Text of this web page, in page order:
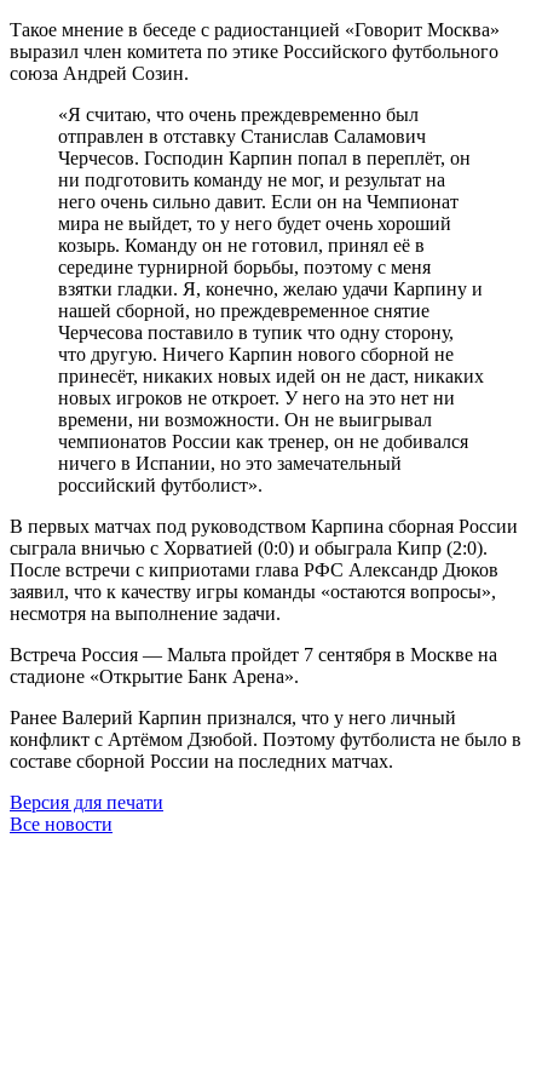
Такое мнение в беседе с радиостанцией «Говорит Москва»
выразил член комитета по этике Российского футбольного
союза Андрей Созин.
«Я считаю, что очень преждевременно был
отправлен в отставку Станислав Саламович
Черчесов. Господин Карпин попал в переплёт, он
ни подготовить команду не мог, и результат на
него очень сильно давит. Если он на Чемпионат
мира не выйдет, то у него будет очень хороший
козырь. Команду он не готовил, принял её в
середине турнирной борьбы, поэтому с меня
взятки гладки. Я, конечно, желаю удачи Карпину и
нашей сборной, но преждевременное снятие
Черчесова поставило в тупик что одну сторону,
что другую. Ничего Карпин нового сборной не
принесёт, никаких новых идей он не даст, никаких
новых игроков не откроет. У него на это нет ни
времени, ни возможности. Он не выигрывал
чемпионатов России как тренер, он не добивался
ничего в Испании, но это замечательный
российский футболист».
В первых матчах под руководством Карпина сборная России
сыграла вничью с Хорватией (0:0) и обыграла Кипр (2:0).
После встречи с киприотами глава РФС Александр Дюков
заявил, что к качеству игры команды «остаются вопросы»,
несмотря на выполнение задачи.
Встреча Россия — Мальта пройдет 7 сентября в Москве на
стадионе «Открытие Банк Арена».
Ранее Валерий Карпин признался, что у него личный
конфликт с Артёмом Дзюбой. Поэтому футболиста не было в
составе сборной России на последних матчах.
Версия для печати
Все новости